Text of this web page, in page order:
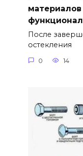
После
остекления
0 14